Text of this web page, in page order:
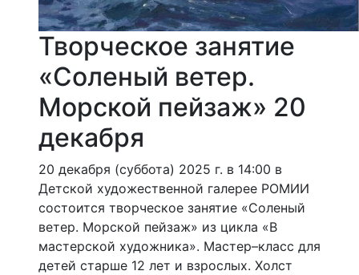
Творческое занятие
«Соленый ветер.
Морской пейзаж» 20
декабря
20 декабря (суббота) 2025 г. в 14:00 в
Детской художественной галерее РОМИИ
состоится творческое занятие «Соленый
ветер. Морской пейзаж» из цикла «В
мастерской художника». Мастер–класс для
детей старше 12 лет и взрослых. Холст